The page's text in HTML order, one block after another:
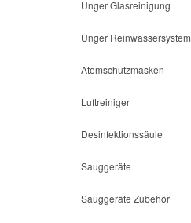
Unger Glasreinigung
Unger Reinwassersystem
Atemschutzmasken
Luftreiniger
Desinfektionssäule
Sauggeräte
Sauggeräte Zubehör